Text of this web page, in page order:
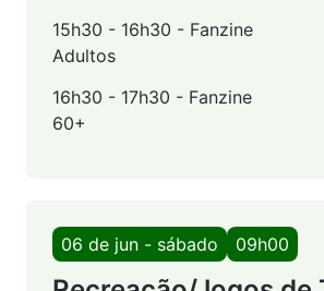
15h30 - 16h30 - Fanzine
Adultos
16h30 - 17h30 - Fanzine
60+
06 de jun - sábado 09h00